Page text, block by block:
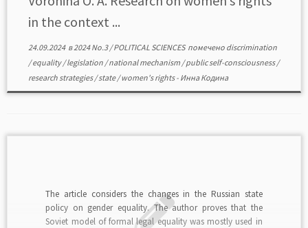
in the context ...
24.09.2024в2024 No.3/POLITICAL SCIENCES помечено discrimination
/equality/legislation /national mechanism /public self-consciousness/
research strategies/state/women's rights- Инна Кодина
The article considers the changes in the Russian state
policy on gender equality. The author proves that the
Soviet model of formal legal equality was mostly used in